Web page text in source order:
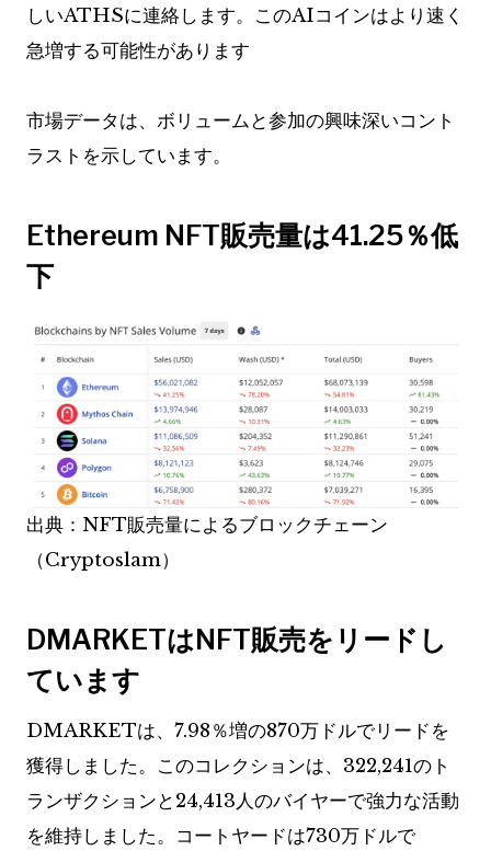
しいATHSに連絡します。このAIコインはより速く
急増する可能性があります
市場データは、ボリュームと参加の興味深いコント
ラストを示しています。
Ethereum NFT販売量は41.25％低
下
出典：NFT販売量によるブロックチェーン
（Cryptoslam）
DMARKETはNFT販売をリードし
ています
DMARKETは、7.98％増の870万ドルでリードを
獲得しました。このコレクションは、322,241のト
ランザクションと24,413人のバイヤーで強力な活動
を維持しました。コートヤードは730万ドルで